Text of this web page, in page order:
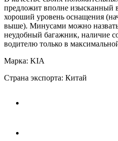
предложит вполне изысканный
хороший уровень оснащения
выше). Минусами можно
неудобный багажник, наличие
водителю только в
Марка: KIA
Страна экспорта: Китай